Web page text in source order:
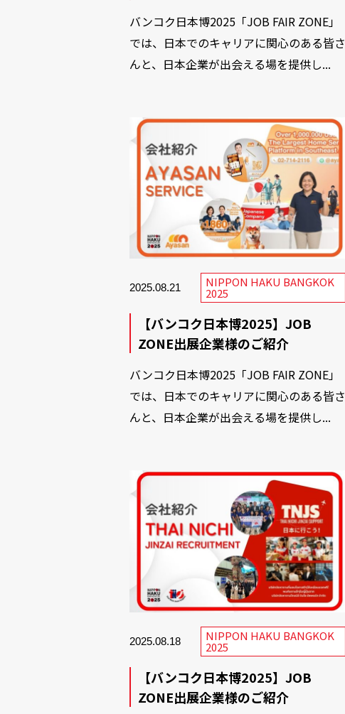
バンコク日本博2025「JOB FAIR ZONE」
では、日本でのキャリアに関心のある皆さ
んと、日本企業が出会える場を提供し...
2025.08.21 NIPPON HAKU BANGKOK
2025
【バンコク日本博2025】JOB
ZONE出展企業様のご紹介
バンコク日本博2025「JOB FAIR ZONE」
では、日本でのキャリアに関心のある皆さ
んと、日本企業が出会える場を提供し...
2025.08.18 NIPPON HAKU BANGKOK
2025
【バンコク日本博2025】JOB
ZONE出展企業様のご紹介